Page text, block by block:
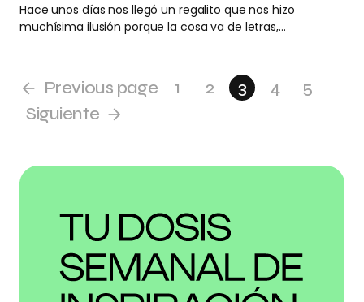
Hace unos días nos llegó un regalito que nos hizo
muchísima ilusión porque la cosa va de letras,…
Previous page 1 2 3 4
5
Siguiente